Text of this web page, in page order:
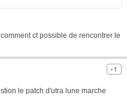
ct possible de rencontrer le
le patch d'utra lune marche